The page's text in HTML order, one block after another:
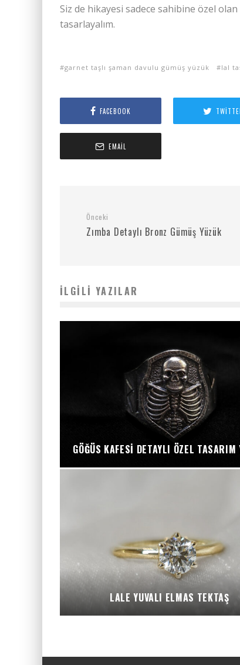
Siz de hikayesi sadece sahibine özel olan
tasarlayalım.
garnet taşlı şaman davulu gümüş yüzük lal
FACEBOOK
EMAIL
Önceki
Zımba Detaylı Bronz Gümüş Yüzük
İLGILI YAZILAR
GÖĞÜS KAFESI DETAYLI ÖZEL TASARIM
LALE YUVALI ELMAS TEKTAŞ